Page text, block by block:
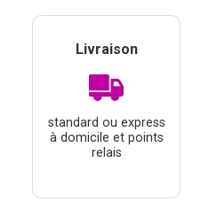
Livraison
standard ou express
à domicile et points
relais